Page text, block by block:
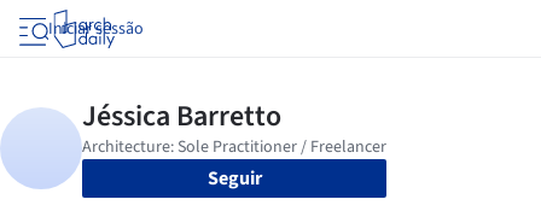
Iniciar sessão
Seguir